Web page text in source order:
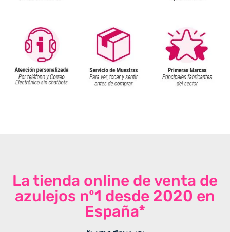
La tienda online de venta de
azulejos nº1 desde 2020 en
España*